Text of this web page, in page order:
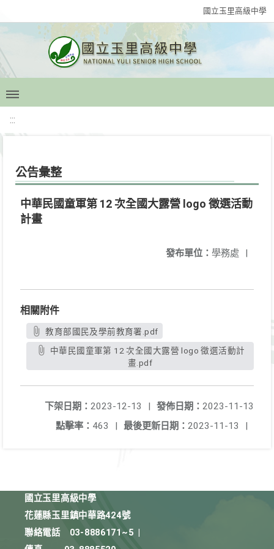
國立玉里高級中學
:::
公告彙整
中華民國童軍第 12 次全國大露營 logo 徵選活動
計畫
發布單位： 學務處 |
相關附件
教育部國民及學前教育署.pdf
畫.pdf
發佈日期： 2023-11-13
下架日期： 2023-12-13
|
最後更新日期： 2023-11-13 |
點擊率： 463 |
國立玉里高級中學
花蓮縣玉里鎮中華路424號
聯絡電話
03-8886171~5